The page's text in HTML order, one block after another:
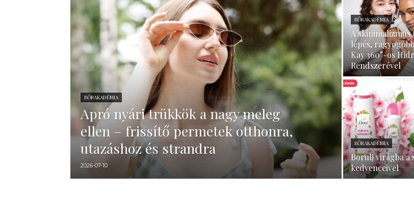
minden
ami
BŐRAKADÉMIA
Apró nyári trükkök a nagy meleg
ellen – frissítő permetek otthonra,
utazáshoz és strandra
2026-07-10
BŐRAKADÉMIA
A skinimalizmus
lépés,
Kay 360°-os
Rendszerével
BŐRAKADÉMIA
Borulj virágba a
kedvenceivel